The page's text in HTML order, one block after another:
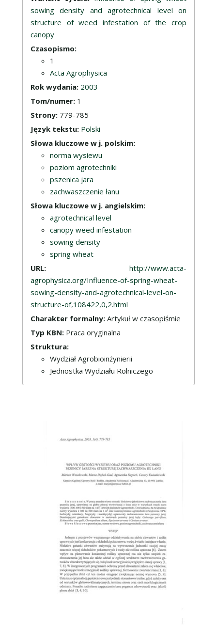
sowing density and agrotechnical level on
structure of weed infestation of the crop
canopy
Czasopismo:
1
Acta Agrophysica
Rok wydania: 2003
Tom/numer: 1
Strony: 779-785
Język tekstu: Polski
Słowa kluczowe w j. polskim:
norma wysiewu
poziom agrotechniki
pszenica jara
zachwaszczenie łanu
Słowa kluczowe w j. angielskim:
agrotechnical level
canopy weed infestation
sowing density
spring wheat
URL: http://www.acta-
agrophysica.org/Influence-of-spring-wheat-
sowing-density-and-agrotechnical-level-on-
structure-of,108422,0,2.html
Charakter formalny: Artykuł w czasopiśmie
Typ KBN: Praca oryginalna
Struktura:
Wydział Agrobioinżynierii
Jednostka Wydziału Rolniczego